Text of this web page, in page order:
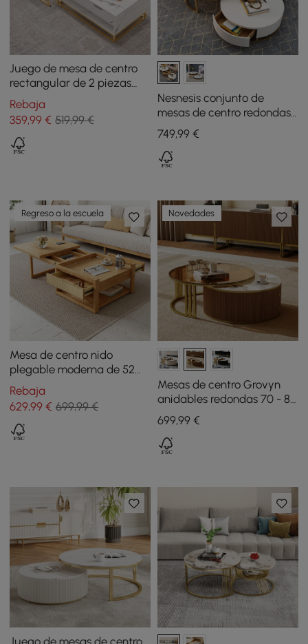
Juego de mesa de centro
rectangular de 2 piezas
con base de metal y
almacenamiento
Rebaja
359,99 € 519,99 €
Nesnesis conjunto de
mesas de centro redondas
con 2 cajones, en color
blanco y natural
749,99€
Regreso a la escuela
Mesa de centro nido
plegable moderna de 52
pulgadas de madera
Japandi y ratán
Rebaja
629,99 € 699,99 €
Novedades
Mesas de centro Grovyn
anidables redondas 70 - 80
cm con tapa de piedra
sinterizada nogal
699,99€
Juego de mesas de centro